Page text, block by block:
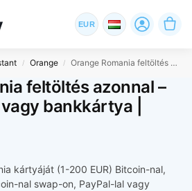
EUR
/ Orange / Orange Romania feltöltés azonnal – kripto, PayPal vagy bankkártya | erdélyi cég
feltöltés azonnal –
bankkártya |
kártyáját (1-200 EUR) Bitcoin-nal,
nal swap-on, PayPal-lal vagy